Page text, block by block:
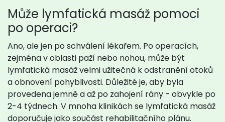
Může lymfatická masáž pomoci
po operaci?
Ano, ale jen po schválení lékařem. Po operacích,
zejména v oblasti paží nebo nohou, může být
lymfatická masáž velmi užitečná k odstranění otoků
a obnovení pohyblivosti. Důležité je, aby byla
provedena jemně a až po zahojení rány - obvykle po
2-4 týdnech. V mnoha klinikách se lymfatická masáž
doporučuje jako součást rehabilitačního plánu.